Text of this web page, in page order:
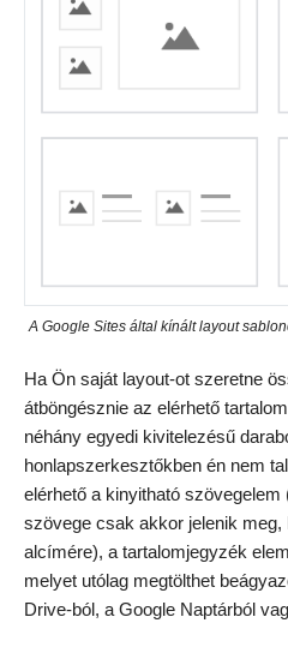
A Google Sites által kínált layout
Ha Ön saját layout-ot szeretne
átböngésznie az elérhető
néhány egyedi kivitelezésű
honlapszerkesztőkben én nem
elérhető a kinyitható
szövege csak akkor jelenik meg,
alcímére), a tartalomjegyzék
melyet utólag megtölthet
Drive-ból, a Google Naptárból